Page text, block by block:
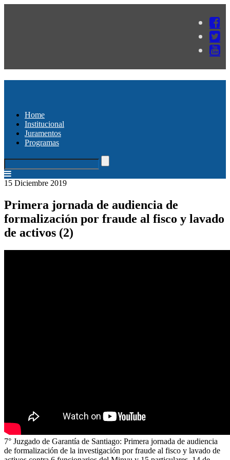
Home
Institucional
Juramentos
Programas
15 Diciembre 2019
Primera jornada de audiencia de
formalización por fraude al fisco y lavado
de activos (2)
7° Juzgado de Garantía de Santiago: Primera jornada de audiencia
de formalización de la investigación por fraude al fisco y lavado de